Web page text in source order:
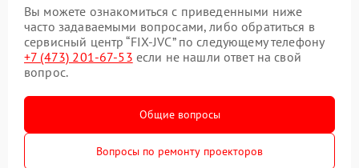
Вы можете ознакомиться с приведенными ниже
часто задаваемыми вопросами, либо обратиться в
сервисный центр “FIX-JVC” по следующему телефону
+7 (473) 201-67-53 если не нашли ответ на свой
вопрос.
Общие вопросы
Вопросы по ремонту проекторов